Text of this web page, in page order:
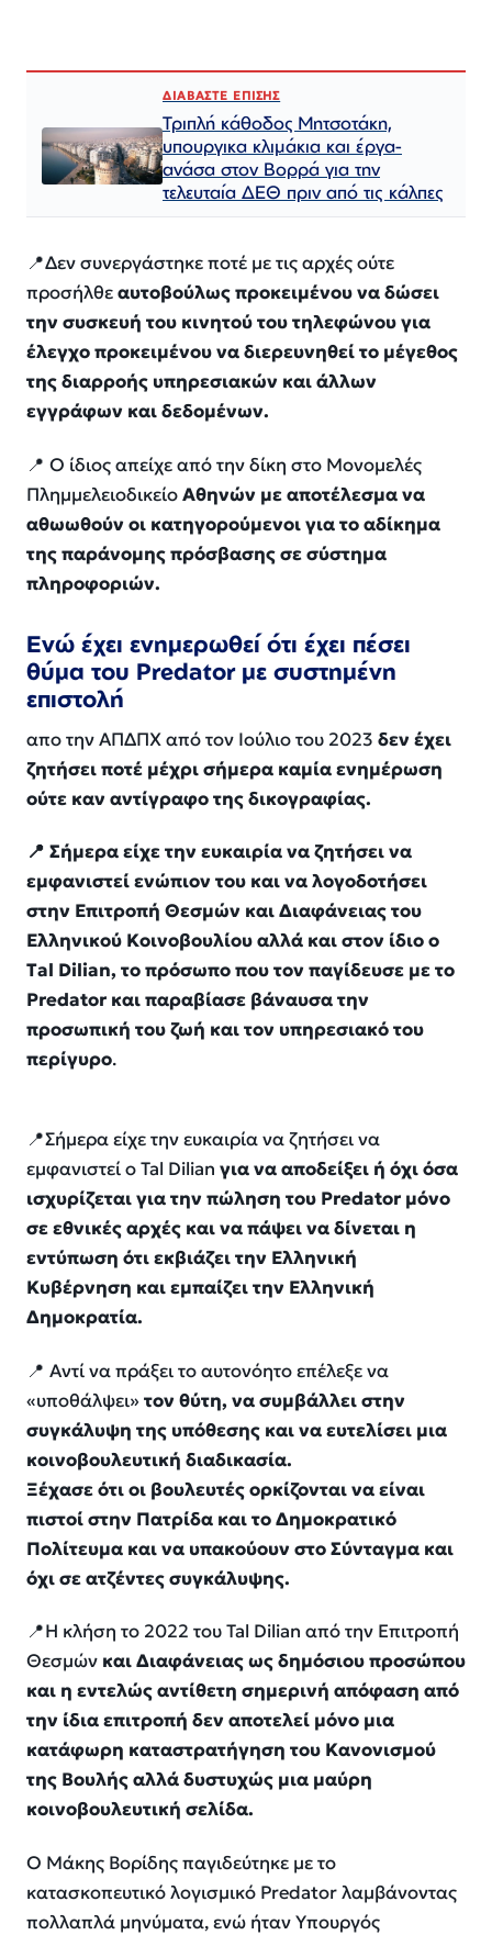
ΔΙΑΒΑΣΤΕ ΕΠΙΣΗΣ
Τριπλή κάθοδος Μητσοτάκη,
υπουργικα κλιμάκια και έργα-
ανάσα στον Βορρά για την
τελευταία ΔΕΘ πριν από τις κάλπες
📍Δεν συνεργάστηκε ποτέ με τις αρχές ούτε
προσήλθεαυτοβούλως προκειμένου να δώσει
την συσκευή του κινητού του τηλεφώνου για
έλεγχο προκειμένου να διερευνηθεί το μέγεθος
της διαρροής υπηρεσιακών και άλλων
εγγράφων και δεδομένων.
📍 Ο ίδιος απείχε από την δίκη στο Μονομελές
ΠλημμελειοδικείοΑθηνών με αποτέλεσμα να
αθωωθούν οι κατηγορούμενοι για το αδίκημα
της παράνομης πρόσβασης σε σύστημα
πληροφοριών.
Ενώ έχει ενημερωθεί ότι έχει πέσει
θύμα του Predator με συστημένη
επιστολή
απο την ΑΠΔΠΧ από τον Ιούλιο του 2023 δεν έχει
ζητήσει ποτέ μέχρι σήμερα καμία ενημέρωση
ούτε καν αντίγραφο της δικογραφίας.
📍 Σήμερα είχε την ευκαιρία να ζητήσει να
εμφανιστεί ενώπιον του και να λογοδοτήσει
στην Επιτροπή Θεσμών και Διαφάνειας του
Ελληνικού Κοινοβουλίου αλλά και στον ίδιο ο
Tal Dilian, το πρόσωπο που τον παγίδευσε με το
Predator και παραβίασε βάναυσα την
προσωπική του ζωή και τον υπηρεσιακό του
περίγυρο.
📍Σήμερα είχε την ευκαιρία να ζητήσει να
εμφανιστεί ο Tal Dilian για να αποδείξει ή όχι όσα
ισχυρίζεται για την πώληση του Predator μόνο
σε εθνικές αρχές και να πάψει να δίνεται η
εντύπωση ότι εκβιάζει την Ελληνική
Κυβέρνηση και εμπαίζει την Ελληνική
Δημοκρατία.
📍 Αντί να πράξει το αυτονόητο επέλεξε να
«υποθάλψει»τον θύτη, να συμβάλλει στην
συγκάλυψη της υπόθεσης και να ευτελίσει μια
κοινοβουλευτική διαδικασία.
Ξέχασε ότι οι βουλευτές ορκίζονται να είναι
πιστοί στην Πατρίδα και το Δημοκρατικό
Πολίτευμα και να υπακούουν στο Σύνταγμα και
όχι σε ατζέντες συγκάλυψης.
📍Η κλήση το 2022 του Tal Dilian από την Επιτροπή
Θεσμών και Διαφάνειας ως δημόσιου προσώπου
και η εντελώς αντίθετη σημερινή απόφαση από
την ίδια επιτροπή δεν αποτελεί μόνο μια
κατάφωρη καταστρατήγηση του Κανονισμού
της Βουλής αλλά δυστυχώς μια μαύρη
κοινοβουλευτική σελίδα.
Ο Μάκης Βορίδης παγιδεύτηκε με το
κατασκοπευτικό λογισμικό Predator λαμβάνοντας
πολλαπλά μηνύματα, ενώ ήταν Υπουργός